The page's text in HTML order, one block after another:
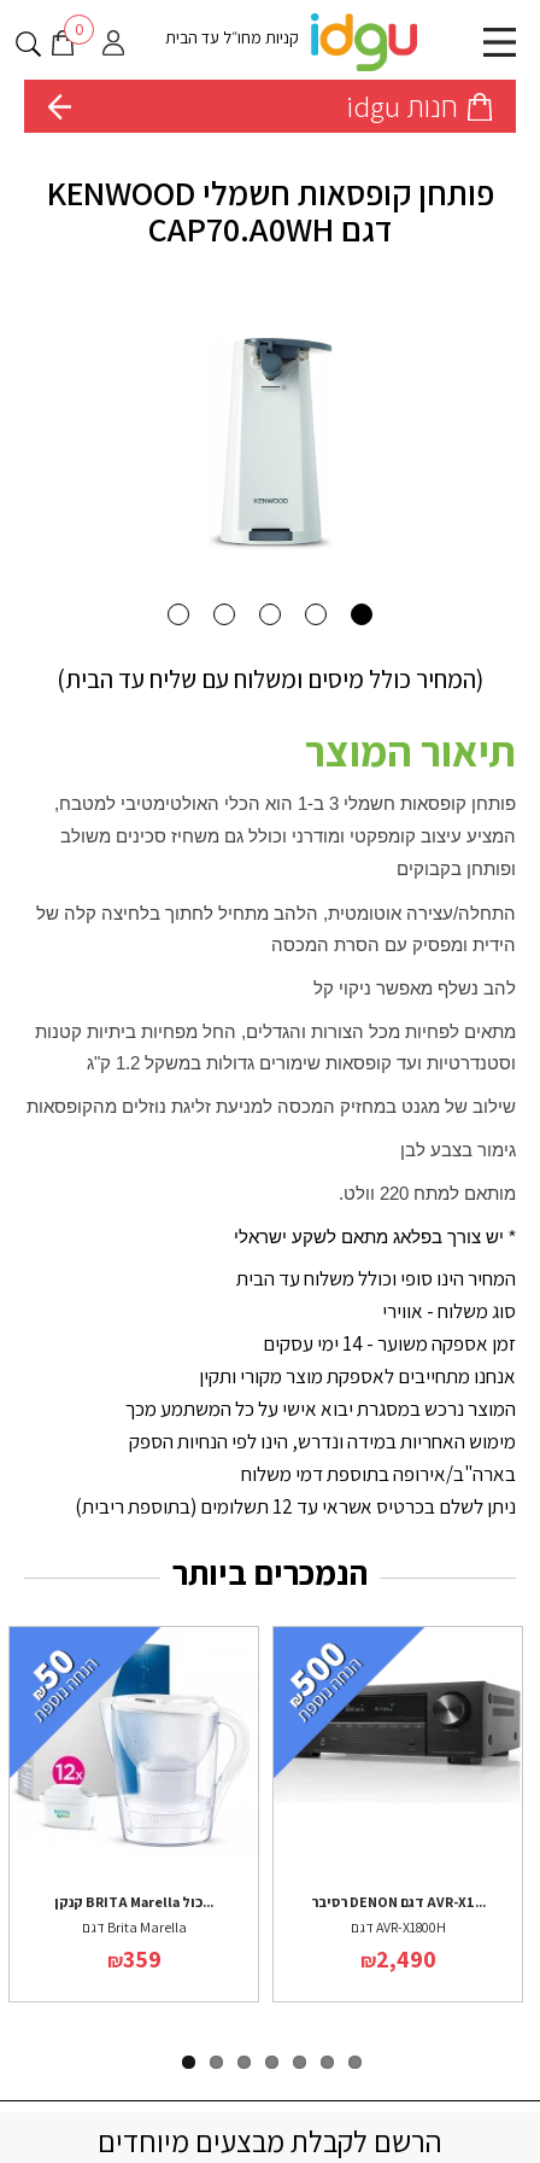
קניות מחו״ל עד הבית 0
חנות idgu
פותחן קופסאות חשמלי KENWOOD
דגם CAP70.A0WH
(המחיר כולל מיסים ומשלוח עם שליח עד הבית)
תיאור המוצר
פותחן קופסאות חשמלי 3 ב-1 הוא הכלי האולטימטיבי למטבח,
המציע עיצוב קומפקטי ומודרני וכולל גם משחיז סכינים משולב
ופותחן בקבוקים
התחלה/עצירה אוטומטית, הלהב מתחיל לחתוך בלחיצה קלה של
הידית ומפסיק עם הסרת המכסה
להב נשלף מאפשר ניקוי קל
מתאים לפחיות מכל הצורות והגדלים, החל מפחיות ביתיות קטנות
וסטנדרטיות ועד קופסאות שימורים גדולות במשקל 1.2 ק"ג
שילוב של מגנט במחזיק המכסה למניעת זליגת נוזלים מהקופסאות
גימור בצבע לבן
מותאם למתח 220 וולט.
* יש צורך בפלאג מתאם לשקע ישראלי
המחיר הינו סופי וכולל משלוח עד הבית
סוג משלוח - אווירי
זמן אספקה משוער - 14 ימי עסקים
אנחנו מתחייבים לאספקת מוצר מקורי ותקין
המוצר נרכש במסגרת יבוא אישי על כל המשתמע מכך
מימוש האחריות במידה ונדרש, הינו לפי הנחיות הספק
בארה"ב/אירופה בתוספת דמי משלוח
ניתן לשלם בכרטיס אשראי עד 12 תשלומים (בתוספת ריבית)
הנמכרים ביותר
קנקן BRITA Marella כול...
דגם Brita Marella
₪359
רסיבר DENON דגם AVR-X1...
דגם AVR-X1800H
₪2,490
הרשם לקבלת מבצעים מיוחדים